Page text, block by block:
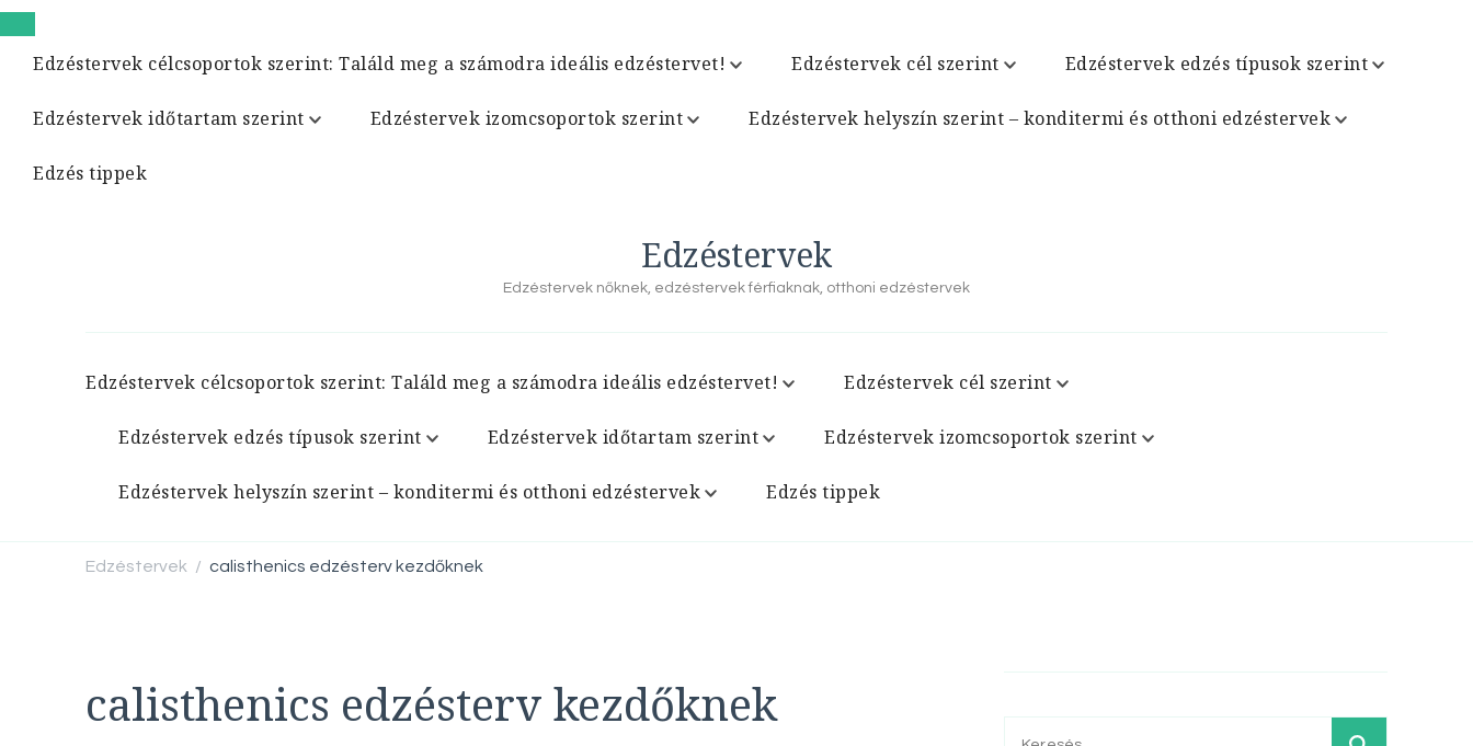
Edzéstervek célcsoportok szerint: Találd meg a számodra ideális edzéstervet! Edzéstervek cél szerint Edzéstervek edzés típusok szerint
Edzéstervek időtartam szerint Edzéstervek izomcsoportok szerint Edzéstervek helyszín szerint – konditermi és otthoni edzéstervek
Edzés tippek
Edzéstervek
Edzéstervek nőknek, edzéstervek férfiaknak, otthoni edzéstervek
Edzéstervek célcsoportok szerint: Találd meg a számodra ideális edzéstervet! Edzéstervek cél szerint
Edzéstervek edzés típusok szerint Edzéstervek időtartam szerint Edzéstervek izomcsoportok szerint
Edzéstervek helyszín szerint – konditermi és otthoni edzéstervek Edzés tippek
Edzéstervek / calisthenics edzésterv kezdőknek
calisthenics edzésterv kezdőknek
Keresés: